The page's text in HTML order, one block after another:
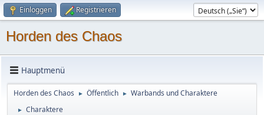
Einloggen Registrieren
Horden des Chaos
Hauptmenü
Horden des Chaos ► Öffentlich ► Warbands und Charaktere
► Charaktere